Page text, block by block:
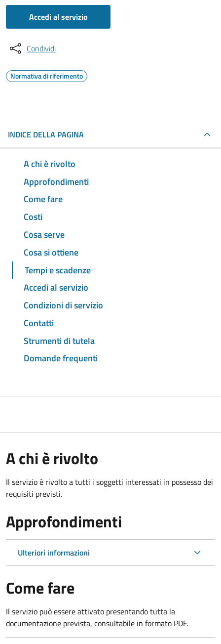
Accedi al servizio
Condividi
Normativa di riferimento
INDICE DELLA PAGINA
A chi è rivolto
Approfondimenti
Come fare
Costi
Cosa serve
Cosa si ottiene
Tempi e scadenze
Accedi al servizio
Condizioni di servizio
Contatti
Strumenti di tutela
Domande frequenti
A chi è rivolto
Il servizio è rivolto a tutti i soggetti interessati in possesso dei
requisiti previsti.
Approfondimenti
Ulteriori informazioni
Come fare
Il servizio può essere attivato presentando tutta la
documentazione prevista, consultabile in formato PDF.